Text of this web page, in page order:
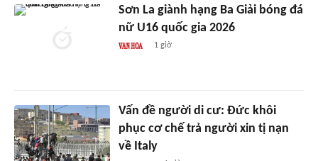
Sơn La giành hạng Ba Giải bóng đá
nữ U16 quốc gia 2026
1 giờ
Vấn đề người di cư: Đức khôi
phục cơ chế trả người xin tị nạn
về Italy